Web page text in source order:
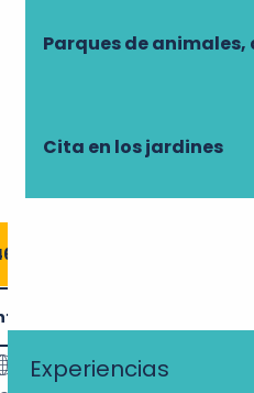
Parques de
Cita en los jardines
Experiencias
10 60